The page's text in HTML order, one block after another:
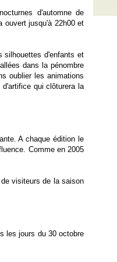
d'automne de
ouvert jusqu'à 22h00 et
silhouettes d'enfants et
dans la pénombre
oublier les animations
qui clôturera la
A chaque édition le
Comme en 2005
visiteurs de la saison
les jours du 30 octobre